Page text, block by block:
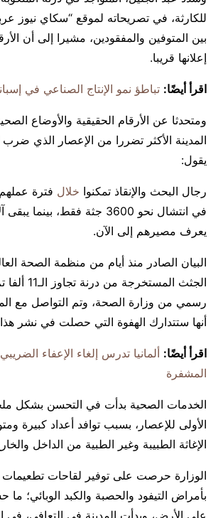
للكارثة، في تصريحاته لموقع “سكاي نيوز
بين المتوفين والمفقودين، مشيرا إلى أن
إعلانها قريبا.
اقرأ أيضًا: تباطؤ نمو الإنتاج الصناعي في
ومتحدثا عن الأرقام الحقيقية والأوضاع
يقول:
رجال البحث والإنقاذ تمكنوا خلال فترة عملهم
في انتشال نحو 3600 جثة فقط،
يعرف مصيرهم إلى الآن.
البيان الصادر منذ أيام من منظمة الصحة
الجثث
رسمي من وزارة الصحة، وتم التواصل مع
أنها ستتدارك الهفوة التي حصلت في نشر
اقرأ أيضًا: ألمانيا تدرس إلغاء الإعفاء
المشفرة
الخدمات الصحية بدأت في التحسن بشكل
الأولى للإعصار، بسبب توافد أعداد كبيرة
الإغاثة الطبيبة وغير الطبية من الداخل
الوزارة حرصت على توفير لقاحات تطعيمات
بأمراض التيفود والحصبة والكبد الوبائي؛